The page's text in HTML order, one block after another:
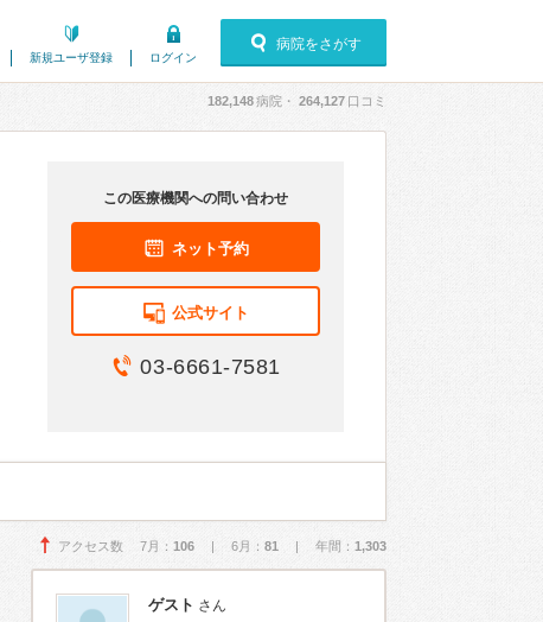
新規ユーザ登録 ログイン
病院をさがす
182,148病院・ 264,127 口コミ
この医療機関への問い合わせ
ネット予約
公式サイト
03-6661-7581
アクセス数 7月： 106 | 6月： 81 | 年間： 1,303
ゲスト さん